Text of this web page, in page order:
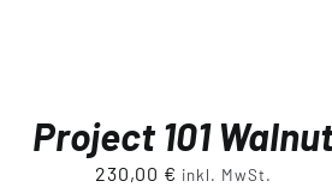
Project 101
230,00 € inkl. MwSt.